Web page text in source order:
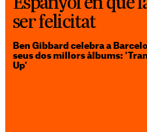
ser felicitat
Ben Gibbard celebra a
seus dos millors àlbums:
Up'